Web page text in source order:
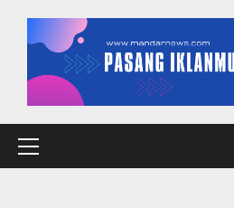
Primary